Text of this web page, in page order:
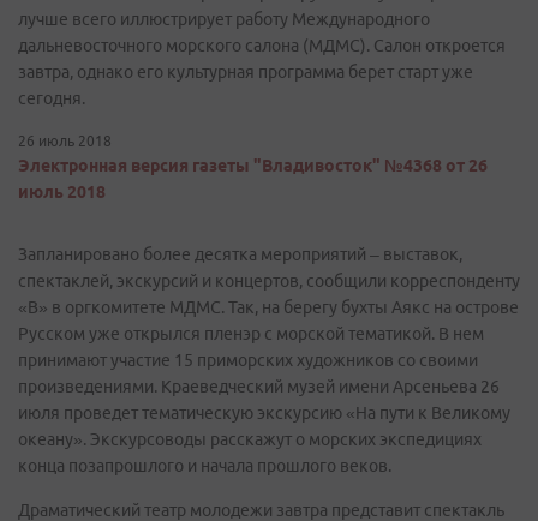
лучше всего иллюстрирует работу Международного
дальневосточного морского салона (МДМС). Салон откроется
завтра, однако его культурная программа берет старт уже
сегодня.
26 июль 2018
Электронная версия газеты "Владивосток" №4368 от 26
июль 2018
Запланировано более десятка мероприятий – выставок,
спектаклей, экскурсий и концертов, сообщили корреспонденту
«В» в оргкомитете МДМС. Так, на берегу бухты Аякс на острове
Русском уже открылся пленэр с морской тематикой. В нем
принимают участие 15 приморских художников со своими
произведениями. Краеведческий музей имени Арсеньева 26
июля проведет тематическую экскурсию «На пути к Великому
океану». Экскурсоводы расскажут о морских экспедициях
конца позапрошлого и начала прошлого веков.
Драматический театр молодежи завтра представит спектакль